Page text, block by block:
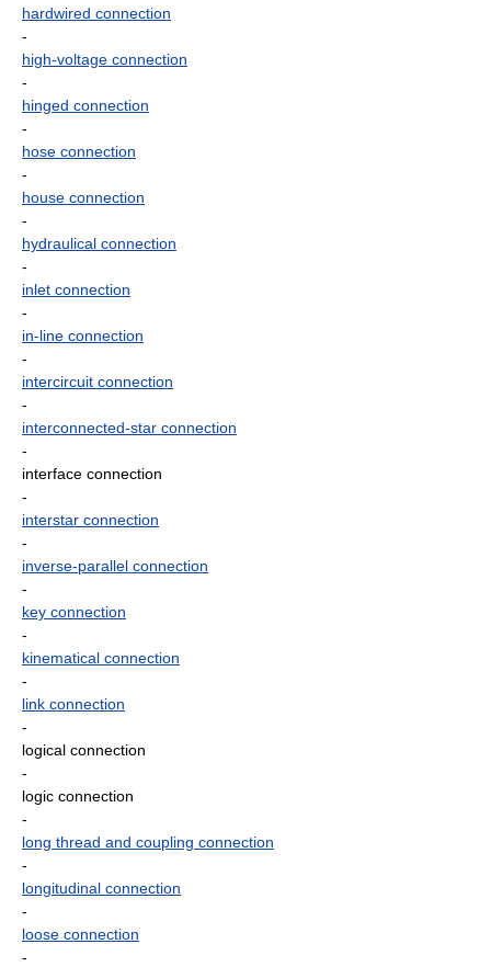
hardwired connection
-
high-voltage connection
-
hinged connection
-
hose connection
-
house connection
-
hydraulical connection
-
inlet connection
-
in-line connection
-
intercircuit connection
-
interconnected-star connection
-
interface connection
-
interstar connection
-
inverse-parallel connection
-
key connection
-
kinematical connection
-
link connection
-
logical connection
-
logic connection
-
long thread and coupling connection
-
longitudinal connection
-
loose connection
-